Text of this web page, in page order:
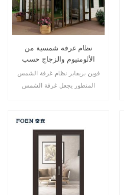
نظام غرفة شمسية من
الألومنيوم والزجاج حسب
الطلب
فوين بريفابر نظام غرفة الشمس
المتطور يجعل غرفة الشمس